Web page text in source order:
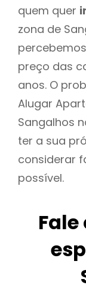
quem quer
zona de
preço das
anos. O
Alugar
Sangalhos
ter a sua
considerar
possível.